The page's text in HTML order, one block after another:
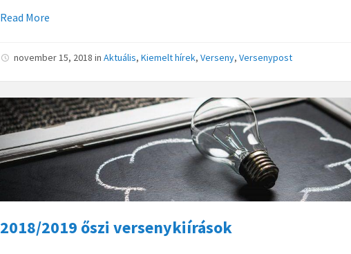
Read More
november 15, 2018inAktuális,Kiemelt hírek,Verseny,Versenypost
2018/2019 őszi versenykiírások